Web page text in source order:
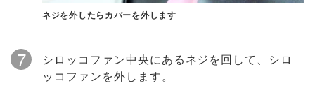
ネジを外したらカバーを外します
7
シロッコファン中央にあるネジを回して、シロ
ッコファンを外します。